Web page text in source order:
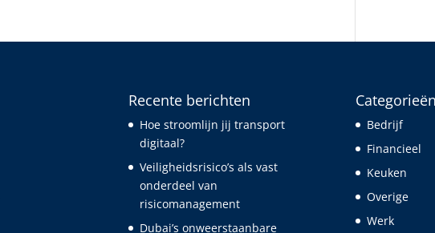
Recente berichten
Hoe stroomlijn jij transport
digitaal?
Veiligheidsrisico’s als vast
onderdeel van
risicomanagement
Dubai’s onweerstaanbare
Categorieën
Bedrijf
Financieel
Keuken
Overige
Werk